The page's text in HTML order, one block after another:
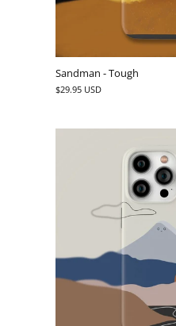
Sandman - Tough
$29.95 USD